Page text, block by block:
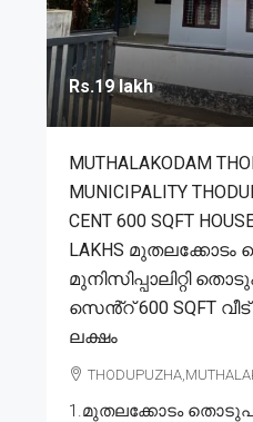
Rs.19 lakh
MUTHALAKODAM
MUNICIPALITY
CENT 600 SQFT
LAKHS
മുനിസിപ്പാലിറ്റി
സെൻ്റ് 600 SQFT
ലക്ഷം
1.മുതലക്കോടം തൊടുപുഴ